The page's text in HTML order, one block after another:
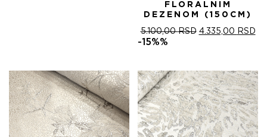
FLORALNIM
DEZENOM (150CM)
5.100,00RSD ОРИГИНАЛНА
5.100,00 RSD.
4.335,00 RSD
-15%%